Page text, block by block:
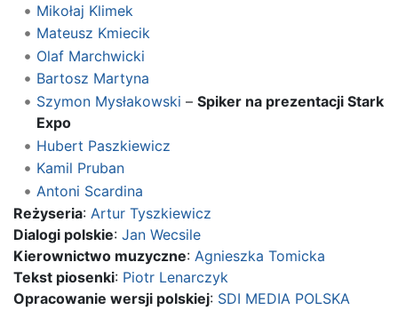
Mikołaj Klimek
Mateusz Kmiecik
Olaf Marchwicki
Bartosz Martyna
Szymon Mysłakowski – Spiker na prezentacji Stark
Expo
Hubert Paszkiewicz
Kamil Pruban
Antoni Scardina
Reżyseria: Artur Tyszkiewicz
Dialogi polskie: Jan Wecsile
Kierownictwo muzyczne: Agnieszka Tomicka
Tekst piosenki: Piotr Lenarczyk
Opracowanie wersji polskiej: SDI MEDIA POLSKA